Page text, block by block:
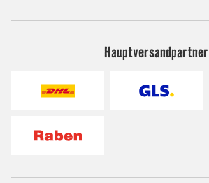
Hauptversandpartner